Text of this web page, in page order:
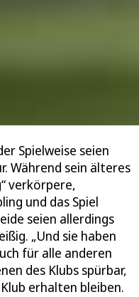
Spielweise seien
Während sein älteres
verkörpere,
und das Spiel
seien allerdings
„Und sie haben
für alle anderen
des Klubs spürbar,
erhalten bleiben.